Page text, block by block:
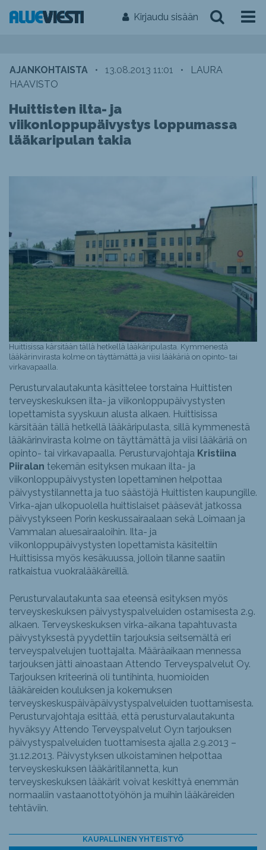
Kirjaudu sisään
AJANKOHTAISTA • 13.08.2013 11:01 •
LAURA
HAAVISTO
Huittisten ilta- ja
viikonloppupäivystys loppumassa
lääkaripulan takia
Huittisissa kärsitään tällä hetkellä lääkäripulasta. Kymmenestä
lääkärinvirasta kolme on täyttämättä ja viisi lääkäriä on opinto- tai
virkavapaalla.
Perusturvalautakunta käsittelee torstaina Huittisten
terveyskeskuksen ilta- ja viikonloppupäivystysten
lopettamista syyskuun alusta alkaen. Huittisissa
kärsitään tällä hetkellä lääkäripulasta, sillä kymmenestä
lääkärinvirasta kolme on täyttämättä ja viisi lääkäriä on
opinto- tai virkavapaalla. Perusturvajohtaja Kristiina
Piiralan tekemän esityksen mukaan ilta- ja
viikonloppupäivystysten lopettaminen helpottaa
päivystystilannetta ja tuo säästöjä Huittisten kaupungille.
Virka-ajan ulkopuolella huittislaiset pääsevät jatkossa
päivystykseen Porin keskussairaalaan sekä Loimaan ja
Vammalan aluesairaaloihin. Ilta- ja
viikonloppupäivystysten lopettamista käsiteltiin
Huittisissa myös kesäkuussa, jolloin tilanne saatiin
ratkaistua vuokralääkäreillä.
Perusturvalautakunta saa eteensä esityksen myös
terveyskeskuksen päivystyspalveluiden ostamisesta 2.9.
alkaen. Terveyskeskuksen virka-aikana tapahtuvasta
päivystyksestä pyydettiin tarjouksia seitsemältä eri
terveyspalvelujen tuottajalta. Määräaikaan mennessa
tarjouksen jätti ainoastaan Attendo Terveyspalvelut Oy.
Tarjouksen kriteerinä oli tuntihinta, huomioiden
lääkäreiden kouluksen ja kokemuksen
terveyskeskuspäiväpäivystyspalveluiden tuottamisesta.
Perusturvajohtaja esittää, että perusturvalautakunta
hyväksyy Attendo Terveyspalvelut Oy:n tarjouksen
päivystyspalveluiden tuottamisesta ajalla 2.9.2013 –
31.12.2013. Päivystyksen ulkoistaminen helpottaa
terveyskeskuksen lääkäritilannetta, kun
terveyskeskuksen lääkärit voivat keskittyä enemmän
normaaliin vastaanottotyöhön ja muihin lääkäreiden
tehtäviin.
KAUPALLINEN YHTEISTYÖ